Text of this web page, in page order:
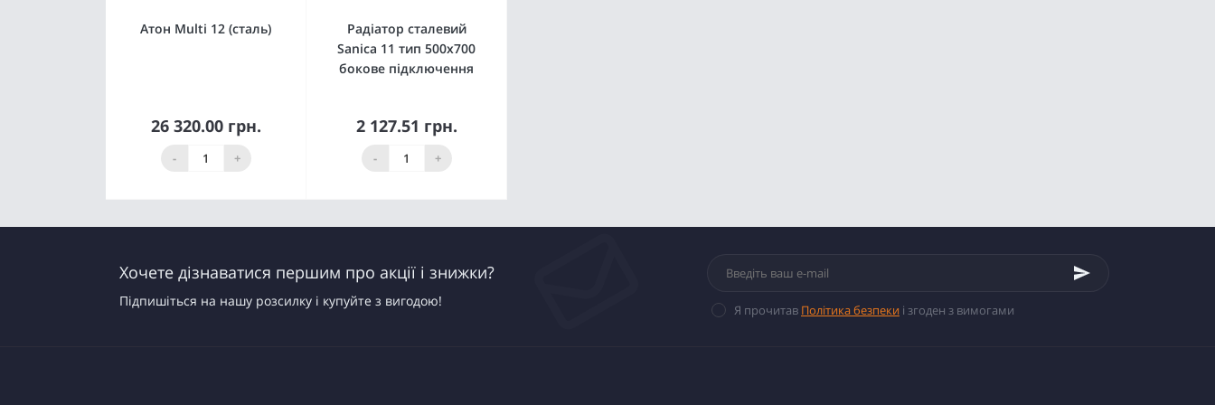
Атон Multi 12 (сталь)
26 320.00 грн.
- +
Купити
Радіатор сталевий
Sanica 11 тип 500x700
бокове підключення
2 127.51 грн.
- +
Купити
Хочете дізнаватися першим про акції і знижки?
Підпишіться на нашу розсилку і купуйте з вигодою!
Я прочитав Політика безпеки і згоден з вимогами